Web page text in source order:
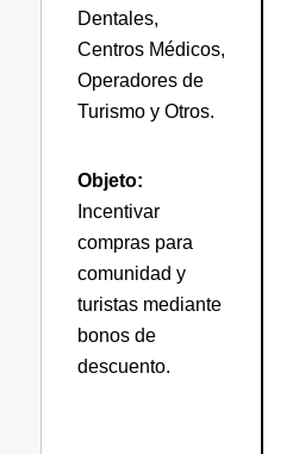
Dentales,
Centros Médicos,
Operadores de
Turismo y Otros.
Objeto:
Incentivar
compras para
comunidad y
turistas mediante
bonos de
descuento.